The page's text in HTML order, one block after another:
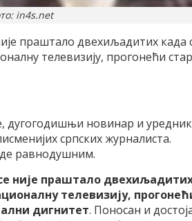
in4s.net
праштало двехиљадитих када
телевизију, прогонећи
дугогодишњи новинар и
српских журналиста.
равнодушним.
није праштало
телевизију,
дигнитет. Поносан и